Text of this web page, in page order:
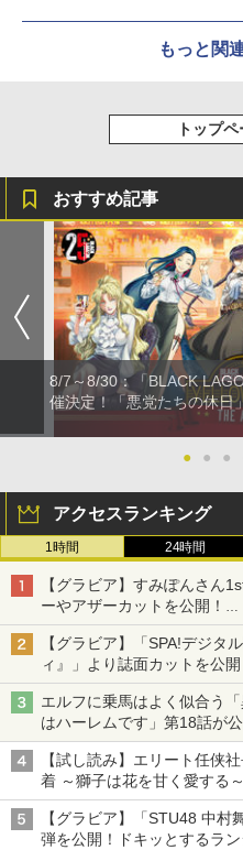
もっと関
トップ
おすすめ記事
8/7～8/30：「BLACK
催決定！「悪党たちの休日
● ● ●
アクセスランキング
1時間 24時間
【グラビア】すみぽんさん
ーやアザーカットを公開！
タイトルは「offcourt（オフ
【グラビア】「SPA!デジタ
ィ』」より誌面カットを公開
エルフに乗馬はよく似合う
はハーレムです」第18話が
【試し読み】エリート任侠
着 ～獅子は花を甘く愛する
【グラビア】「STU48 中
弾を公開！ドキッとするラ